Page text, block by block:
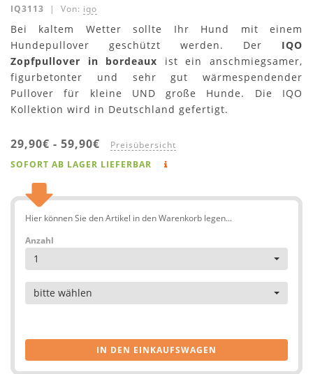
IQ3113 | Von: iqo
Bei kaltem Wetter sollte Ihr Hund mit einem
Hundepullover geschützt werden. Der IQO
Zopfpullover in bordeaux ist ein anschmiegsamer,
figurbetonter und sehr gut wärmespendender
Pullover für kleine UND große Hunde. Die IQO
Kollektion wird in Deutschland gefertigt.
29,90€ - 59,90€ Preisübersicht
SOFORT AB LAGER LIEFERBAR
Hier können Sie den Artikel in den Warenkorb legen...
Anzahl
1
Artikel
bitte wählen
IN DEN EINKAUFSWAGEN